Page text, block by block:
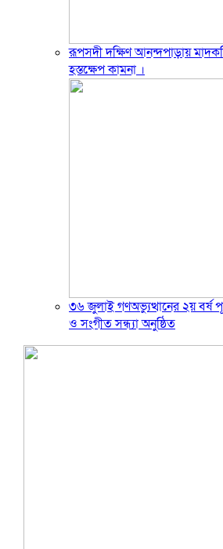
রূপসদী দক্ষিণ আনন্দপাড়ায়
হস্তক্ষেপ কামনা ‎।
৩৬ জুলাই গণঅভ্যুত্থানের ২য় বর্ষ
ও সংগীত সন্ধ্যা অনুষ্ঠিত